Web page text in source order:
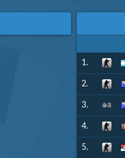
1.
2.
3.
4.
5.